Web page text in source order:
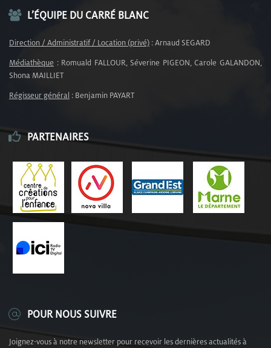
L’ÉQUIPE DU CARRÉ BLANC
Direction / Administratif / Location (privé) : Arnaud SEGARD
Médiathèque : Romuald FALLOUR, Séverine PIGEON, Carole GALANDON,
Shona MAILLIET
Régisseur général : Benjamin PAYART
PARTENAIRES
POUR NOUS SUIVRE
Joignez-vous à notre newsletter pour recevoir les dernières actualités à